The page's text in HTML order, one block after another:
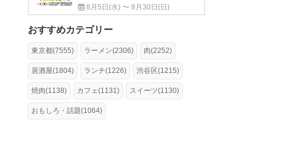
8月5日(水) 〜 8月30日(日)
おすすめカテゴリー
東京都(7555) ラーメン(2306) 肉(2252)
居酒屋(1804) ランチ(1226) 渋谷区(1215)
焼肉(1138) カフェ(1131) スイーツ(1130)
おもしろ・話題(1064)